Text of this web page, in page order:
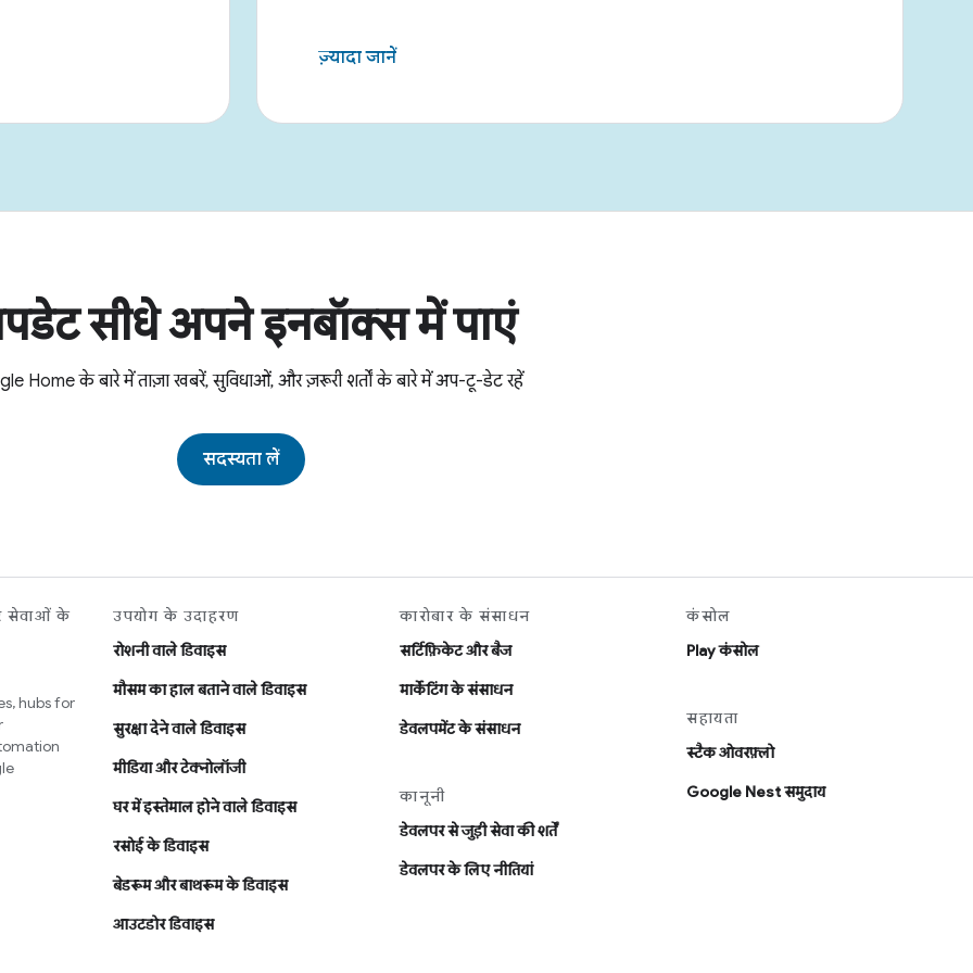
ज़्यादा जानें
सीधे अपने इनबॉक्स में पाएं
Home के बारे में ताज़ा खबरें, सुविधाओं, और ज़रूरी शर्तों के बारे में अप-टू-डेट रहें
सदस्यता लें
सेवाओं के
hubs for
उपयोग के उदाहरण
रोशनी वाले डिवाइस
मौसम का हाल बताने वाले डिवाइस
सुरक्षा देने वाले डिवाइस
मीडिया और टेक्नोलॉजी
घर में इस्तेमाल होने वाले डिवाइस
रसोई के डिवाइस
बेडरूम और बाथरूम के डिवाइस
आउटडोर डिवाइस
कारोबार के संसाधन
सर्टिफ़िकेट और बैज
मार्केटिंग के संसाधन
डेवलपमेंट के संसाधन
कानूनी
डेवलपर से जुड़ी सेवा की शर्तें
डेवलपर के लिए नीतियां
कंसोल
Play कंसोल
सहायता
स्टैक ओवरफ़्लो
Google Nest समुदाय